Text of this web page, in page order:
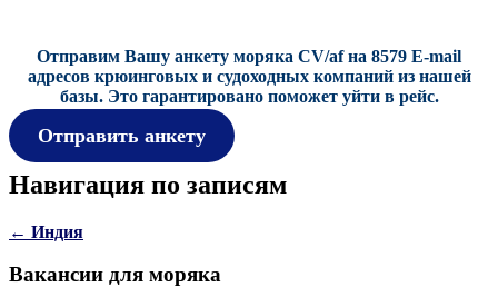
Отправим Вашу анкету моряка CV/af на 8579 E-mail
адресов крюинговых и судоходных компаний из нашей
базы. Это гарантировано поможет уйти в рейс.
Отправить анкету
Навигация по записям
← Индия
Вакансии для моряка